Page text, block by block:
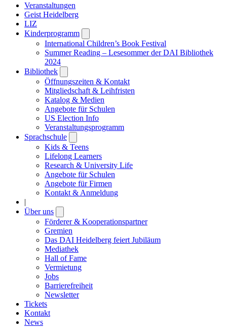
Veranstaltungen
Geist Heidelberg
LIZ
Kinderprogramm
submenu
International Children’s Book Festival
Summer Reading – Lesesommer der DAI Bibliothek
2024
Bibliothek
submenu
Öffnungszeiten & Kontakt
Mitgliedschaft & Leihfristen
Katalog & Medien
Angebote für Schulen
US Election Info
Veranstaltungsprogramm
Sprachschule
submenu
Kids & Teens
Lifelong Learners
Research & University Life
Angebote für Schulen
Angebote für Firmen
Kontakt & Anmeldung
|
Über uns
submenu
Förderer & Kooperationspartner
Gremien
Das DAI Heidelberg feiert Jubiläum
Mediathek
Hall of Fame
Vermietung
Jobs
Barrierefreiheit
Newsletter
Tickets
Kontakt
News